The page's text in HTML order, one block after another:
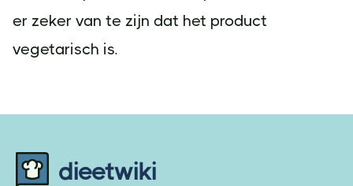
er zeker van te zijn dat het product
vegetarisch is.
dieetwiki